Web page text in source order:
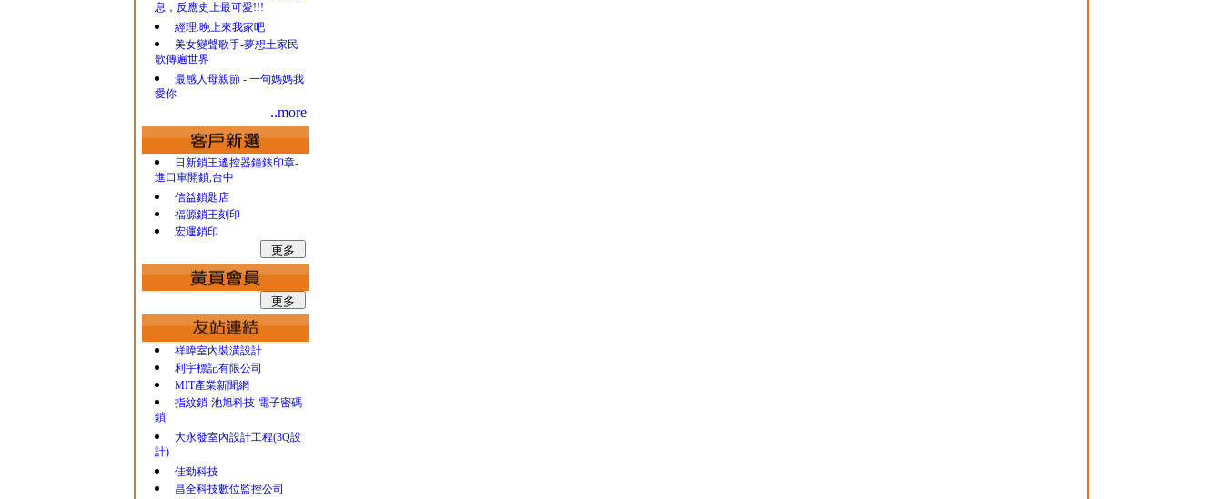
息，反應史上最可愛!!!
經理.晚上來我家吧
美女變聲歌手-夢想土家民
歌傳遍世界
最感人母親節 - 一句媽媽我
愛你
..more
日新鎖王遙控器鐘錶印章-
進口車開鎖,台中
信益鎖匙店
福源鎖王刻印
宏運鎖印
祥暐室內裝潢設計
利宇標記有限公司
MIT產業新聞網
指紋鎖-池旭科技-電子密碼
鎖
大永發室內設計工程(3Q設
計)
佳勁科技
昌全科技數位監控公司